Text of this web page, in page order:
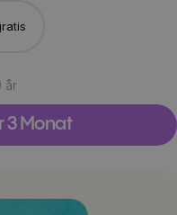
år
3 Monat